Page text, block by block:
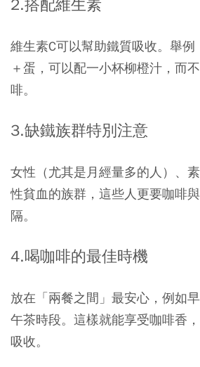
2.搭配維生素
維生素C可以幫助鐵質吸收。舉
＋蛋，可以配一小杯柳橙汁，而
啡。
3.缺鐵族群特別注意
女性（尤其是月經量多的人）、
性貧血的族群，這些人更要咖啡
隔。
4.喝咖啡的最佳時機
放在「兩餐之間」最安心，例如
午茶時段。這樣就能享受咖啡香
吸收。